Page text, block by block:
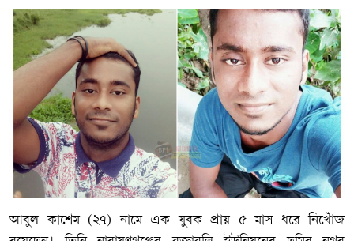
আবুল কাশেম (২৭) নামে এক যুবক প্রায় ৫ মাস ধরে নিখোঁজ